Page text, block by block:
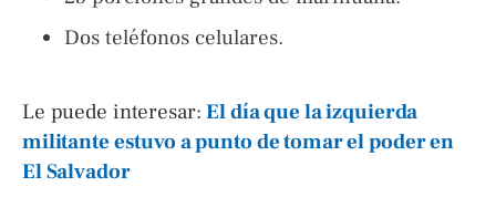
Dos teléfonos celulares.
Le puede interesar:El día que la izquierda
militante estuvo a punto de tomar el poder en
El Salvador